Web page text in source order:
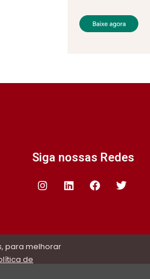
Siga nossas Redes
para melhorar
de